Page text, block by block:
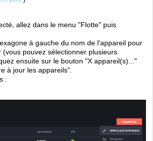
allez dans le menu "Flotte" puis
à gauche du nom de l'appareil pour
(vous pouvez sélectionner plusieurs
ensuite sur le bouton "X appareil(s)..."
à jour les appareils".
: